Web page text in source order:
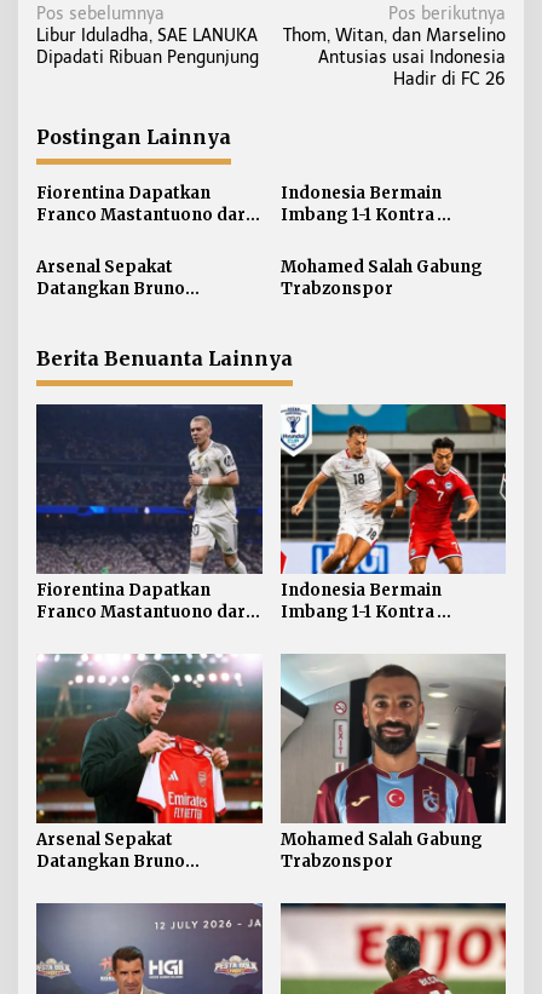
N
a
g
a
s
i
o
Pos sebelumnya
Libur Iduladha, SAE LANUKA
Dipadati Ribuan Pengunjung
Pos berikutnya
Thom, Witan, dan Marselino
Antusias usai Indonesia
Hadir di FC 26
Postingan Lainnya
Fiorentina Dapatkan
Franco Mastantuono dari
Indonesia Bermain
Imbang 1-1 Kontra
Arsenal Sepakat
Datangkan Bruno
Mohamed Salah Gabung
Trabzonspor
Berita Benuanta Lainnya
Fiorentina Dapatkan
Franco Mastantuono dari
Indonesia Bermain
Imbang 1-1 Kontra
Arsenal Sepakat
Datangkan Bruno
Mohamed Salah Gabung
Trabzonspor